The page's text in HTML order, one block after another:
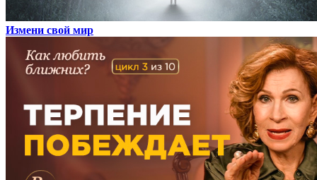
Измени свой мир